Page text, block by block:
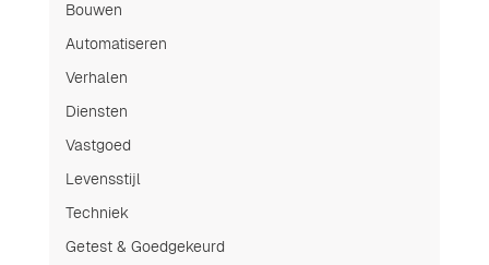
Bouwen
Automatiseren
Verhalen
Diensten
Vastgoed
Levensstijl
Techniek
Getest & Goedgekeurd